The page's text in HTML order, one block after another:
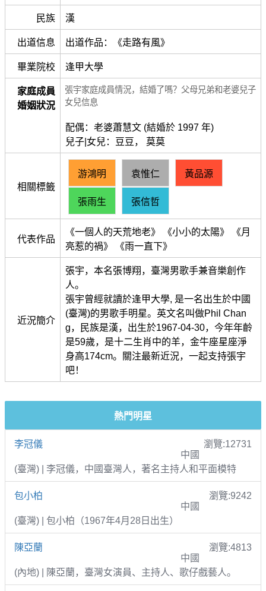
民族 漢
出道信息 出道作品：《走路有風》
畢業院校 逢甲大學
家庭成員
婚姻狀況
張宇家庭成員情況，結婚了嗎？父母兄弟和老婆兒子
女兒信息
配偶：老婆蕭慧文 (結婚於 1997 年)
兒子|女兒：豆豆， 莫莫
相關標籤
游鴻明 袁惟仁 黃品源
張雨生 張信哲
代表作品
《一個人的天荒地老》 《小小的太陽》 《月
亮惹的禍》 《雨一直下》
近況簡介
張宇，本名張博翔，臺灣男歌手兼音樂創作
人。
張宇曾經就讀於逢甲大學, 是一名出生於中國
(臺灣)的男歌手明星。英文名叫做Phil Chan
g，民族是漢，出生於1967-04-30，今年年齡
是59歲，是十二生肖中的羊，金牛座星座淨
身高174cm。關注最新近況，一起支持張宇
吧！
熱門明星
李冠儀
瀏覽:12731
中國
(臺灣) | 李冠儀，中國臺灣人，著名主持人和平面模特
包小柏
瀏覽:9242
中國
(臺灣) | 包小柏（1967年4月28日出生）
陳亞蘭
瀏覽:4813
中國
(內地) | 陳亞蘭，臺灣女演員、主持人、歌仔戲藝人。